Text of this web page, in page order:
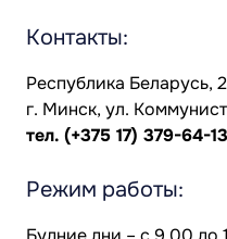
Контакты:
Республика Беларусь,
г. Минск, ул.
тел. (+375 17) 379-64-13
Режим работы: